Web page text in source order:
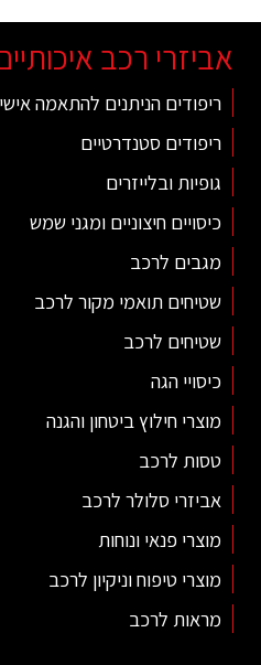
אביזרי רכב
ריפודים הניתנים להתאמה
ריפודים סטנדרטיים
גופיות ובלייזרים
כיסויים חיצוניים ומגני שמש
מגבים לרכב
שטיחים תואמי מקור לרכב
שטיחים לרכב
כיסויי הגה
מוצרי חילוץ ביטחון והגנה
טסות לרכב
אביזרי סלולר לרכב
מוצרי פנאי ונוחות
מוצרי טיפוח וניקיון לרכב
מראות לרכב